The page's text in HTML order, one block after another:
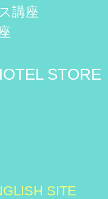
講座
STORE
SITE